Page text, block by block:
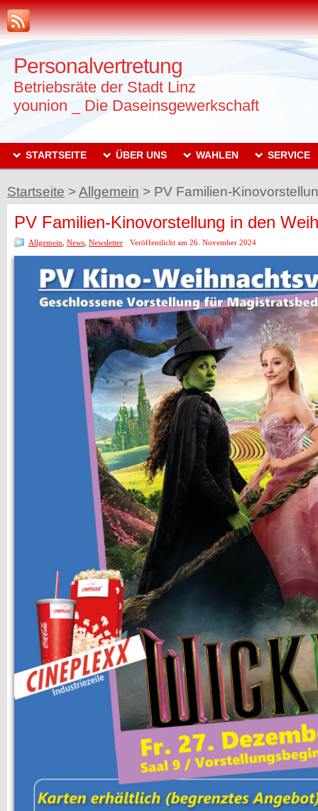
Personalvertretung
Betriebsräte der Stadt Linz
younion _ Die Daseinsgewerkschaft
STARTSEITE ÜBER UNS WAHLEN SERVICE
Startseite > Allgemein > PV Familien-
PV Familien-Kinovorstellung in den
Allgemein News Newsletter Veröffentlicht am 26. November 2024